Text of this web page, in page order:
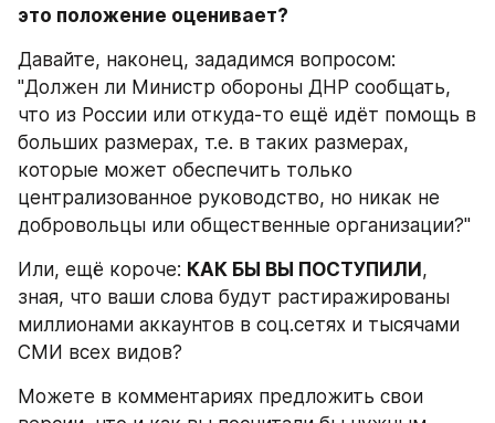
это положение оценивает?
Давайте, наконец, зададимся вопросом:
"Должен ли Министр обороны ДНР сообщать,
что из России или откуда-то ещё идёт помощь в
больших размерах, т.е. в таких размерах,
которые может обеспечить только
централизованное руководство, но никак не
добровольцы или общественные организации?"
Или, ещё короче: КАК БЫ ВЫ ПОСТУПИЛИ,
зная, что ваши слова будут растиражированы
миллионами аккаунтов в соц.сетях и тысячами
СМИ всех видов?
Можете в комментариях предложить свои